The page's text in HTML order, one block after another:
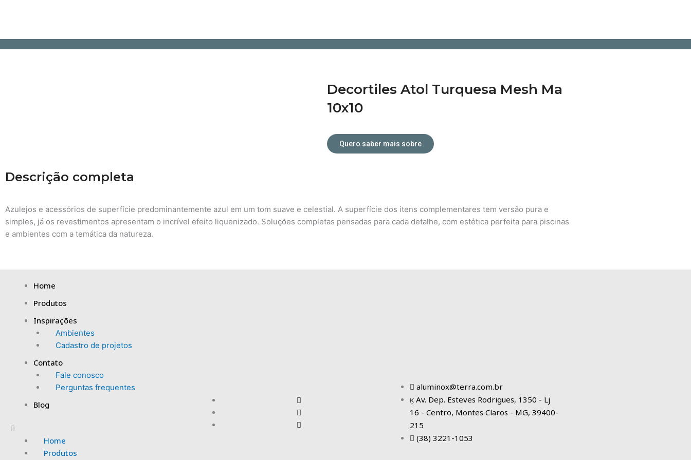
Atendimento personalizado.
Tudo para o seu projeto dos sonhos!
Decortiles Atol Turquesa Mesh Ma
10x10
Quero saber mais sobre
Descrição completa
Azulejos e acessórios de superfície predominantemente azul em um tom suave e celestial. A superfície dos itens complementares tem versão pura e
simples, já os revestimentos apresentam o incrível efeito liquenizado. Soluções completas pensadas para cada detalhe, com estética perfeita para piscinas
e ambientes com a temática da natureza.
Home
Produtos
Inspirações
Ambientes
Cadastro de projetos
Contato
Fale conosco
Perguntas frequentes
Blog
Menu
Home
Produtos
aluminox@terra.com.br
Av. Dep. Esteves Rodrigues, 1350 - Lj
16 - Centro, Montes Claros - MG, 39400-
215
(38) 3221-1053